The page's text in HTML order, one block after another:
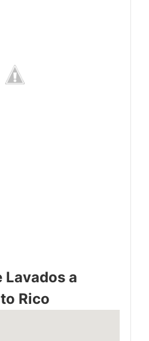
Lavados a
Rico